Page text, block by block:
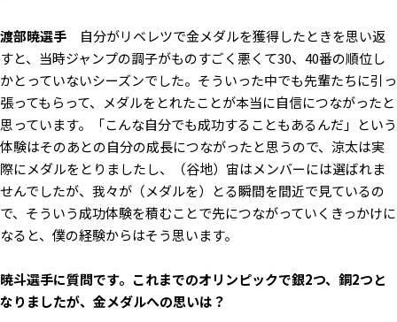
渡部暁選手 自分がリベレツで金メダルを獲得したときを思い返
すと、当時ジャンプの調子がものすごく悪くて30、40番の順位し
かとっていないシーズンでした。そういった中でも先輩たちに引っ
張ってもらって、メダルをとれたことが本当に自信につながったと
思っています。「こんな自分でも成功することもあるんだ」という
体験はそのあとの自分の成長につながったと思うので、涼太は実
際にメダルをとりましたし、（谷地）宙はメンバーには選ばれま
せんでしたが、我々が（メダルを）とる瞬間を間近で見ているの
で、そういう成功体験を積むことで先につながっていくきっかけに
なると、僕の経験からはそう思います。
――暁斗選手に質問です。これまでのオリンピックで銀2つ、銅2つと
なりましたが、金メダルへの思いは？